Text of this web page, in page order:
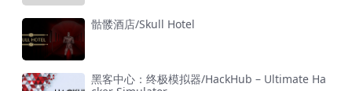
骷髅酒店/Skull Hotel
黑客中心：终极模拟器/HackHub – Ultimate Ha